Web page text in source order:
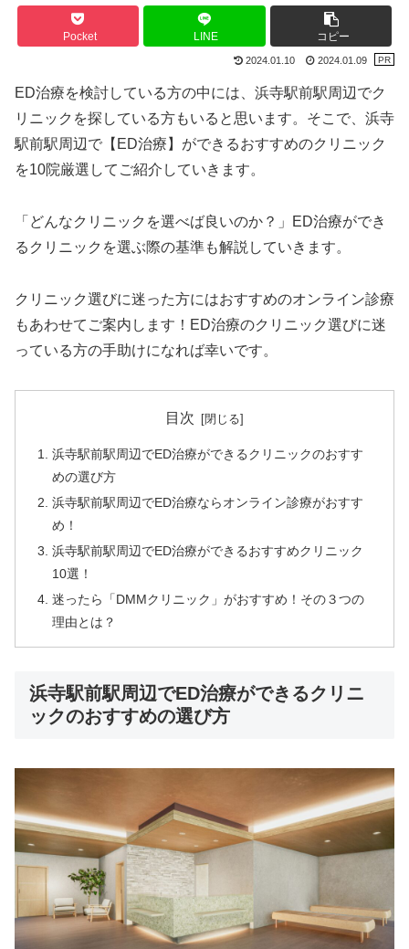
Pocket LINE コピー
2024.01.10 2024.01.09
ED治療を検討している方の中には、浜寺駅前駅周辺でク
リニックを探している方もいると思います。そこで、浜寺
駅前駅周辺で【ED治療】ができるおすすめのクリニック
を10院厳選してご紹介していきます。
「どんなクリニックを選べば良いのか？」ED治療ができ
るクリニックを選ぶ際の基準も解説していきます。
クリニック選びに迷った方にはおすすめのオンライン診療
もあわせてご案内します！ED治療のクリニック選びに迷
っている方の手助けになれば幸いです。
目次
浜寺駅前駅周辺でED治療ができるクリニックのおすす
めの選び方
浜寺駅前駅周辺でED治療ならオンライン診療がおすす
め！
浜寺駅前駅周辺でED治療ができるおすすめクリニック
10選！
迷ったら「DMMクリニック」がおすすめ！その３つの
理由とは？
浜寺駅前駅周辺でED治療ができるクリニ
ックのおすすめの選び方